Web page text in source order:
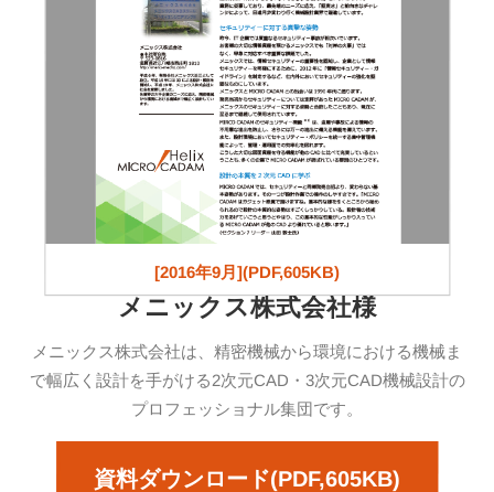
[2016年9月](PDF,605KB)
メニックス株式会社様
メニックス株式会社は、精密機械から環境における機械ま
で幅広く設計を手がける2次元CAD・3次元CAD機械設計の
プロフェッショナル集団です。
資料ダウンロード(PDF,605KB)